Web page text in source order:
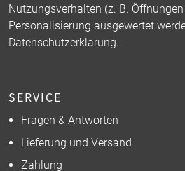
Nutzungsverhalten (z. B.
Personalisierung ausgewertet
Datenschutzerklärung.
SERVICE
Fragen & Antworten
Lieferung und Versand
Zahlung